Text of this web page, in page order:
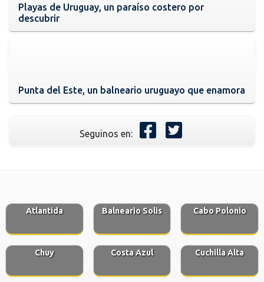
Playas de Uruguay, un paraíso costero por
descubrir
Punta del Este, un balneario uruguayo que enamora
Seguinos en:
Atlantida Balneario Solis Cabo Polonio
Chuy Costa Azul Cuchilla Alta